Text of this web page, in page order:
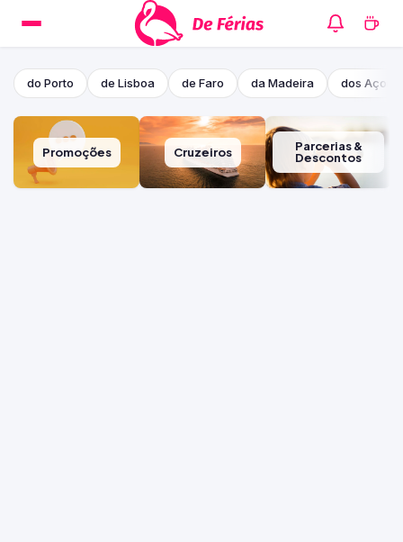
do Porto de Lisboa de Faro da Madeira dos
Promoções Cruzeiros
Parcerias &
Descontos